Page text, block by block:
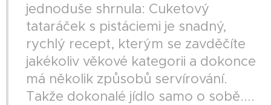
jednoduše shrnula: Cuketový
tataráček s pistáciemi je snadný,
rychlý recept, kterým se zavděčíte
jakékoliv věkové kategorii a dokonce
má několik způsobů servírování.
Takže dokonalé jídlo samo o sobě....